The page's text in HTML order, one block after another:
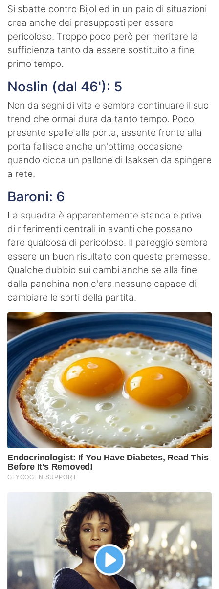
Si sbatte contro Bijol ed in un paio di situazioni
crea anche dei presupposti per essere
pericoloso. Troppo poco però per meritare la
sufficienza tanto da essere sostituito a fine
primo tempo.
Noslin (dal 46'): 5
Non da segni di vita e sembra continuare il suo
trend che ormai dura da tanto tempo. Poco
presente spalle alla porta, assente fronte alla
porta fallisce anche un'ottima occasione
quando cicca un pallone di Isaksen da spingere
a rete.
Baroni: 6
La squadra è apparentemente stanca e priva
di riferimenti centrali in avanti che possano
fare qualcosa di pericoloso. Il pareggio sembra
essere un buon risultato con queste premesse.
Qualche dubbio sui cambi anche se alla fine
dalla panchina non c'era nessuno capace di
cambiare le sorti della partita.